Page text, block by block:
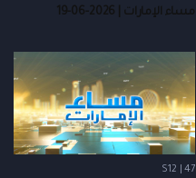
مساء الإمارات | 2026-06-19
S12 | 47